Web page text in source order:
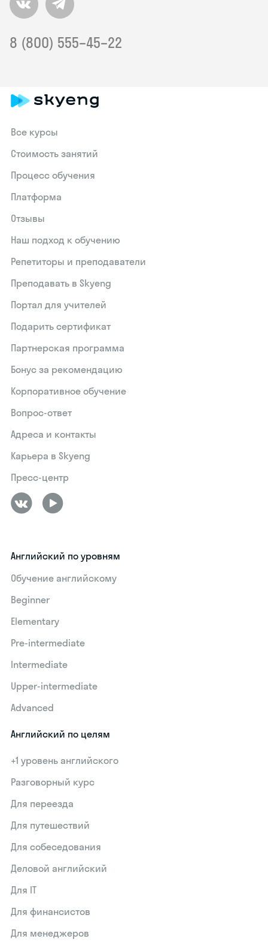
8 (800) 555–45–22
Все курсы
Стоимость занятий
Процесс обучения
Платформа
Отзывы
Наш подход к обучению
Репетиторы и преподаватели
Преподавать в Skyeng
Портал для учителей
Подарить сертификат
Партнерская программа
Бонус за рекомендацию
Корпоративное обучение
Вопрос-ответ
Адреса и контакты
Карьера в Skyeng
Пресс-центр
Английский по уровням
Обучение английскому
Beginner
Elementary
Pre-intermediate
Intermediate
Upper-intermediate
Advanced
Английский по целям
+1 уровень английского
Разговорный курс
Для переезда
Для путешествий
Для собеседования
Деловой английский
Для IT
Для финансистов
Для менеджеров